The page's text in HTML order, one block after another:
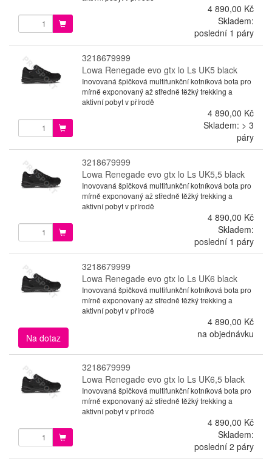
4 890,00 Kč
Skladem:
poslední 1 páry
3218679999
Lowa Renegade evo gtx lo Ls UK5 black
Inovovaná špičková multifunkční kotníková bota pro
mírně exponovaný až středně těžký trekking a
aktivní pobyt v přírodě
4 890,00 Kč
Skladem: > 3
páry
3218679999
Lowa Renegade evo gtx lo Ls UK5,5 black
Inovovaná špičková multifunkční kotníková bota pro
mírně exponovaný až středně těžký trekking a
aktivní pobyt v přírodě
4 890,00 Kč
Skladem:
poslední 1 páry
3218679999
Lowa Renegade evo gtx lo Ls UK6 black
Inovovaná špičková multifunkční kotníková bota pro
mírně exponovaný až středně těžký trekking a
aktivní pobyt v přírodě
4 890,00 Kč
Na dotaz
na objednávku
3218679999
Lowa Renegade evo gtx lo Ls UK6,5 black
Inovovaná špičková multifunkční kotníková bota pro
mírně exponovaný až středně těžký trekking a
aktivní pobyt v přírodě
4 890,00 Kč
Skladem:
poslední 2 páry